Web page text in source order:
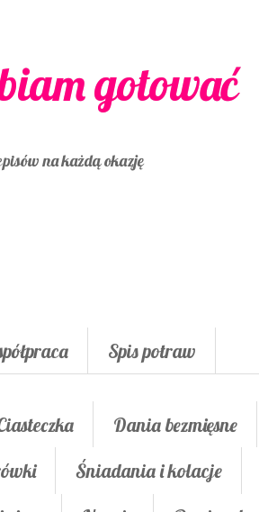
gotować
na każdą okazję
Spis potraw
Dania bezmięsne
Śniadania i kolacje